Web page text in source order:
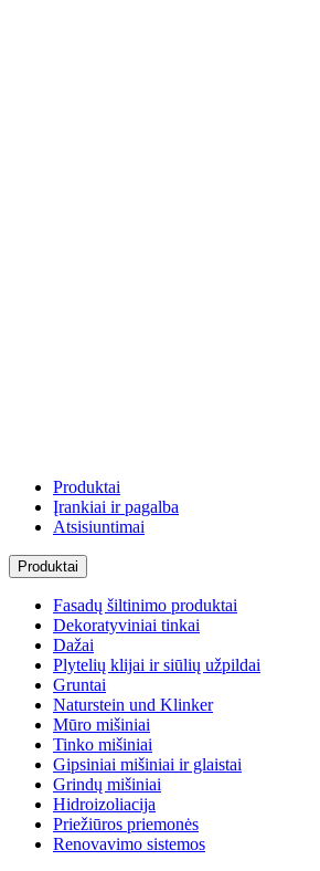
Produktai
Įrankiai ir pagalba
Atsisiuntimai
Produktai
Fasadų šiltinimo produktai
Dekoratyviniai tinkai
Dažai
Plytelių klijai ir siūlių užpildai
Gruntai
Naturstein und Klinker
Mūro mišiniai
Tinko mišiniai
Gipsiniai mišiniai ir glaistai
Grindų mišiniai
Hidroizoliacija
Priežiūros priemonės
Renovavimo sistemos